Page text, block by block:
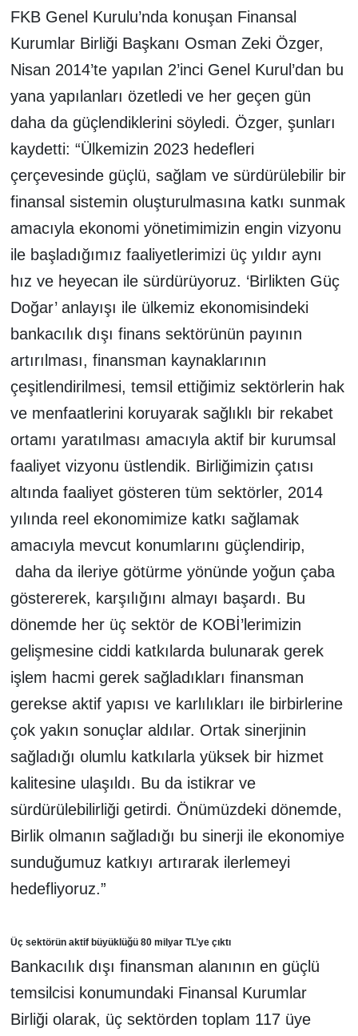
FKB Genel Kurulu’nda konuşan Finansal
Kurumlar Birliği Başkanı Osman Zeki Özger,
Nisan 2014’te yapılan 2’inci Genel Kurul’dan bu
yana yapılanları özetledi ve her geçen gün
daha da güçlendiklerini söyledi. Özger, şunları
kaydetti: “Ülkemizin 2023 hedefleri
çerçevesinde güçlü, sağlam ve sürdürülebilir bir
finansal sistemin oluşturulmasına katkı sunmak
amacıyla ekonomi yönetimimizin engin vizyonu
ile başladığımız faaliyetlerimizi üç yıldır aynı
hız ve heyecan ile sürdürüyoruz. ‘Birlikten Güç
Doğar’ anlayışı ile ülkemiz ekonomisindeki
bankacılık dışı finans sektörünün payının
artırılması, finansman kaynaklarının
çeşitlendirilmesi, temsil ettiğimiz sektörlerin hak
ve menfaatlerini koruyarak sağlıklı bir rekabet
ortamı yaratılması amacıyla aktif bir kurumsal
faaliyet vizyonu üstlendik. Birliğimizin çatısı
altında faaliyet gösteren tüm sektörler, 2014
yılında reel ekonomimize katkı sağlamak
amacıyla mevcut konumlarını güçlendirip,
daha da ileriye götürme yönünde yoğun çaba
göstererek, karşılığını almayı başardı. Bu
dönemde her üç sektör de KOBİ’lerimizin
gelişmesine ciddi katkılarda bulunarak gerek
işlem hacmi gerek sağladıkları finansman
gerekse aktif yapısı ve karlılıkları ile birbirlerine
çok yakın sonuçlar aldılar. Ortak sinerjinin
sağladığı olumlu katkılarla yüksek bir hizmet
kalitesine ulaşıldı. Bu da istikrar ve
sürdürülebilirliği getirdi. Önümüzdeki dönemde,
Birlik olmanın sağladığı bu sinerji ile ekonomiye
sunduğumuz katkıyı artırarak ilerlemeyi
hedefliyoruz.”
Üç sektörün aktif büyüklüğü 80 milyar TL’ye çıktı
Bankacılık dışı finansman alanının en güçlü
temsilcisi konumundaki Finansal Kurumlar
Birliği olarak, üç sektörden toplam 117 üye